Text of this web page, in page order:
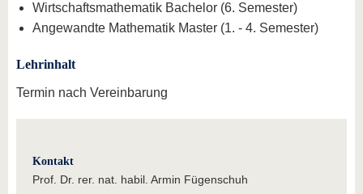
Wirtschaftsmathematik Bachelor (6. Semester)
Angewandte Mathematik Master (1. - 4. Semester)
Lehrinhalt
Termin nach Vereinbarung
Kontakt
Prof. Dr. rer. nat. habil. Armin Fügenschuh